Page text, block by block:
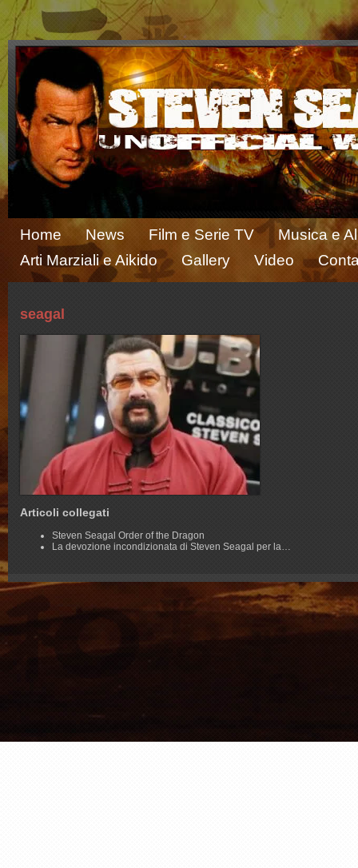
Home News Film e Serie TV
Musica e
Arti Marziali e Aikido
Gallery Video
seagal
Articoli collegati
Steven Seagal Order of the Dragon
La devozione incondizionata di Steven Seagal per la…